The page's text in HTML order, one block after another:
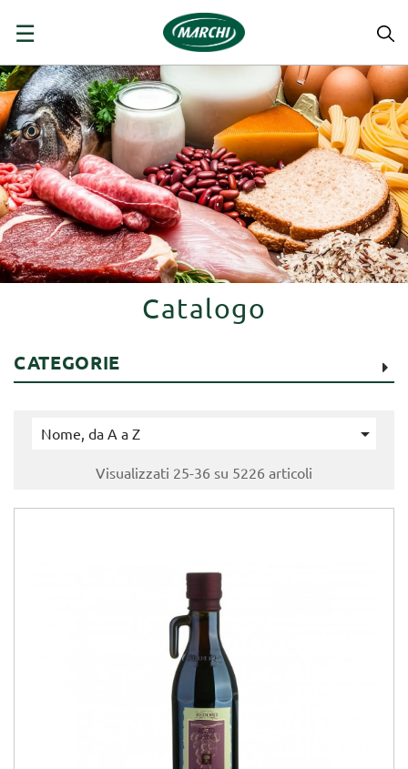
navigazione
☰
Catalogo
CATEGORIE
Nome, da A a Z 
Visualizzati 25-36 su 5226 articoli